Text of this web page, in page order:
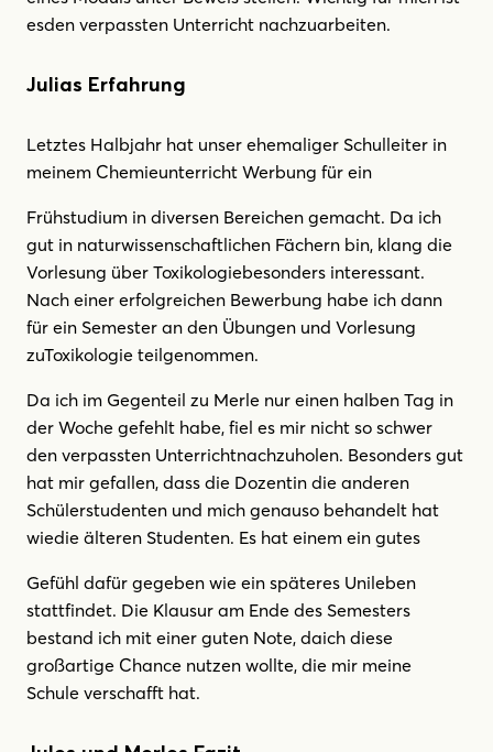
esden verpassten Unterricht nachzuarbeiten.
Julias Erfahrung
Letztes Halbjahr hat unser ehemaliger Schulleiter in
meinem Chemieunterricht Werbung für ein
Frühstudium in diversen Bereichen gemacht. Da ich
gut in naturwissenschaftlichen Fächern bin, klang die
Vorlesung über Toxikologiebesonders interessant.
Nach einer erfolgreichen Bewerbung habe ich dann
für ein Semester an den Übungen und Vorlesung
zuToxikologie teilgenommen.
Da ich im Gegenteil zu Merle nur einen halben Tag in
der Woche gefehlt habe, fiel es mir nicht so schwer
den verpassten Unterrichtnachzuholen. Besonders gut
hat mir gefallen, dass die Dozentin die anderen
Schülerstudenten und mich genauso behandelt hat
wiedie älteren Studenten. Es hat einem ein gutes
Gefühl dafür gegeben wie ein späteres Unileben
stattfindet. Die Klausur am Ende des Semesters
bestand ich mit einer guten Note, daich diese
großartige Chance nutzen wollte, die mir meine
Schule verschafft hat.